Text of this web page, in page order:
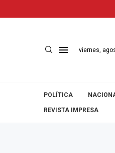
viernes,
POLÍTICA
REVISTA IMPRESA